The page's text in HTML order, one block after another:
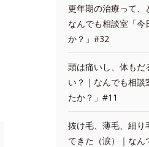
更年期の治療って、
なんでも相談室「今
か？」#32
頭は痛いし、体もだ
い？｜なんでも相談
たか？」#11
抜け毛、薄毛、細
てきた（涙）｜なん